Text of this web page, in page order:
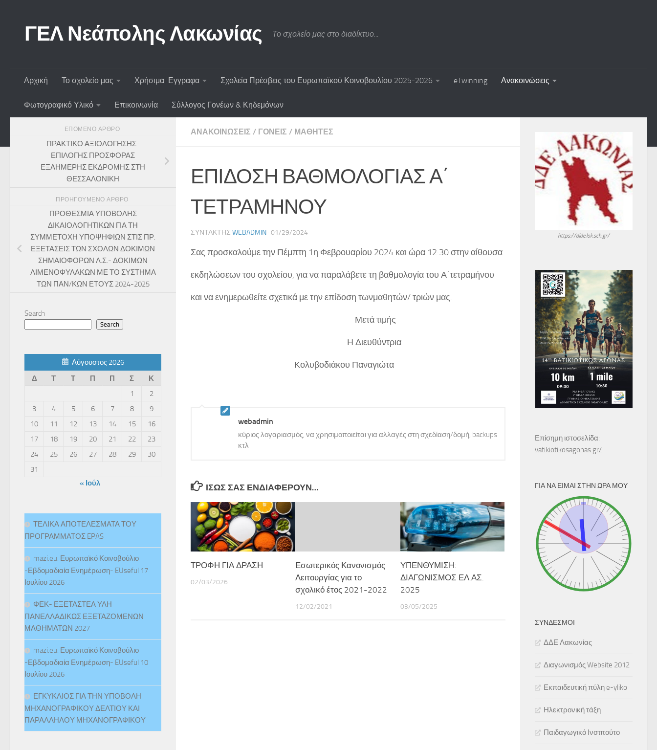
ΓΕΛ Νεάπολης Λακωνίας Το σχολείο μας στο διαδίκτυο...
Αρχική Το σχολείο μας Χρήσιμα ¨Εγγραφα Σχολεία Πρέσβεις του Ευρωπαϊκού Κοινοβουλίου 2025-2026 eTwinning Ανακοινώσεις
Φωτογραφικό Υλικό Επικοινωνία Σύλλογος Γονέων & Κηδεμόνων
ΑΝΑΚΟΙΝΏΣΕΙΣ / ΓΟΝΕΊΣ / ΜΑΘΗΤΈΣ
ΕΠΙΔΟΣΗ ΒΑΘΜΟΛΟΓΙΑΣ Α΄
ΤΕΤΡΑΜΗΝΟΥ
ΣΥΝΤΆΚΤΗΣ WEBADMIN · 01/29/2024
Σας προσκαλούμε την Πέμπτη 1η Φεβρουαρίου 2024 και ώρα 12:30 στην αίθουσα
εκδηλώσεων του σχολείου, για να παραλάβετε τη βαθμολογία του Α΄τετραμήνου
και να ενημερωθείτε σχετικά με την επίδοση τωνμαθητών/ τριών μας.
Μετά τιμής
Η Διευθύντρια
Κολυβοδιάκου Παναγιώτα
webadmin
κύριος λογαριασμός, να χρησιμοποιείται για αλλαγές στη σχεδίαση/δομή, backups
κτλ
ΊΣΩΣ ΣΑΣ ΕΝΔΙΑΦΈΡΟΥΝ…
ΤΡΟΦΗ ΓΙΑ ΔΡΑΣΗ
02/03/2026
Εσωτερικός Κανονισμός
Λειτουργίας για το
σχολικό έτος 2021-2022
12/02/2021
ΥΠΕΝΘΥΜΙΣΗ:
ΔΙΑΓΩΝΙΣΜΟΣ ΕΛ.ΑΣ.
2025
03/05/2025
ΕΠΌΜΕΝΟ ΆΡΘΡΟ
ΠΡΑΚΤΙΚΟ ΑΞΙΟΛΟΓΗΣΗΣ-
ΕΠΙΛΟΓΗΣ ΠΡΟΣΦΟΡΑΣ
ΕΞΑΗΜΕΡΗΣ ΕΚΔΡΟΜΗΣ ΣΤΗ
ΘΕΣΣΑΛΟΝΙΚΗ
ΠΡΟΗΓΟΎΜΕΝΟ ΆΡΘΡΟ
ΠΡΟΘΕΣΜΙΑ ΥΠΟΒΟΛΗΣ
ΔΙΚΑΙΟΛΟΓΗΤΙΚΩΝ ΓΙΑ ΤΗ
ΣΥΜΜΕΤΟΧΗ ΥΠΟΨΗΦΙΩΝ ΣΤΙΣ ΠΡ.
ΕΞΕΤΑΣΕΙΣ ΤΩΝ ΣΧΟΛΩΝ ΔΟΚΙΜΩΝ
ΣΗΜΑΙΟΦΟΡΩΝ Λ.Σ.- ΔΟΚΙΜΩΝ
ΛΙΜΕΝΟΦΥΛΑΚΩΝ ΜΕ ΤΟ ΣΥΣΤΗΜΑ
ΤΩΝ ΠΑΝ/ΚΩΝ ΕΤΟΥΣ 2024-2025
Search
Search
Αύγουστος 2026
Δ
Τ Τ Π Π Σ
Κ
1
2
3
4 5 6 7 8
9
10
11 12 13 14 15
16
17
18 19 20 21 22
23
24
25 26 27 28 29
30
31
« Ιούλ
ΤΕΛΙΚΑ ΑΠΟΤΕΛΕΣΜΑΤΑ ΤΟΥ
ΠΡΟΓΡΑΜΜΑΤΟΣ EPAS
mazi.eu. Ευρωπαϊκό Κοινοβούλιο
-Εβδομαδιαία Ενημέρωση- EUseful 17
Ιουλίου 2026
ΦΕΚ- ΕΞΕΤΑΣΤΕΑ ΥΛΗ
ΠΑΝΕΛΛΑΔΙΚΩΣ ΕΞΕΤΑΖΟΜΕΝΩΝ
ΜΑΘΗΜΑΤΩΝ 2027
mazi.eu. Ευρωπαϊκό Κοινοβούλιο
-Εβδομαδιαία Ενημέρωση- EUseful 10
Ιουλίου 2026
ΕΓΚΥΚΛΙΟΣ ΓΙΑ ΤΗΝ ΥΠΟΒΟΛΗ
ΜΗΧΑΝΟΓΡΑΦΙΚΟΥ ΔΕΛΤΙΟΥ ΚΑΙ
ΠΑΡΑΛΛΗΛΟΥ ΜΗΧΑΝΟΓΡΑΦΙΚΟΥ
https://dide.lak.sch.gr/
Επίσημη ιστοσελίδα:
vatikiotikosagonas.gr/
ΓΙΑ ΝΑ ΕΊΜΑΙ ΣΤΗΝ ΏΡΑ ΜΟΥ
ΣΎΝΔΕΣΜΟΙ
ΔΔΕ Λακωνίας
Διαγωνισμός Website 2012
Εκπαιδευτική πύλη e-yliko
Ηλεκτρονική τάξη
Παιδαγωγικό Ινστιτούτο